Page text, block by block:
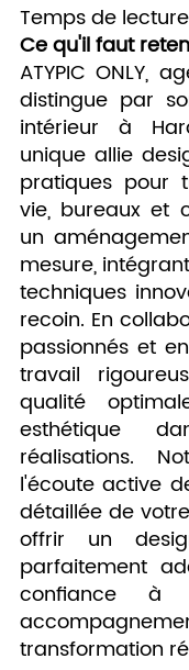
Temps de
Ce qu'il faut
ATYPIC ONLY,
distingue par
intérieur à
unique allie
pratiques pour
vie, bureaux et
un
mesure,
techniques
recoin. En
passionnés et
travail
qualité
esthétique
réalisations.
l'écoute active
détaillée de
offrir un
parfaitement
confiance à
transformation